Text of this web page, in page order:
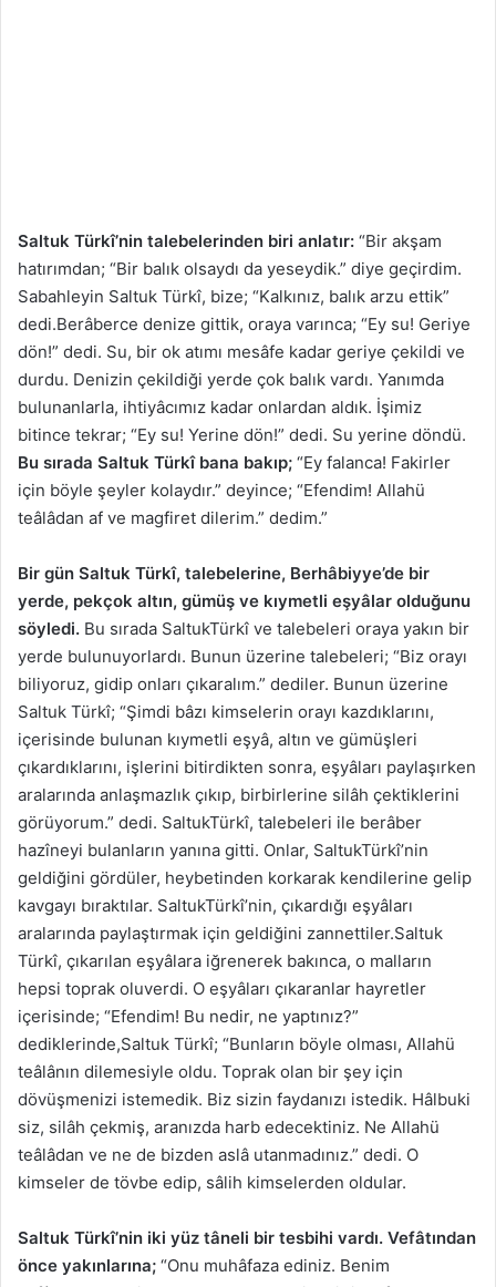
Saltuk Türkî’nin talebelerinden biri anlatır: “Bir akşam
hatırımdan; “Bir balık olsaydı da yeseydik.” diye geçirdim.
Sabahleyin Saltuk Türkî, bize; “Kalkınız, balık arzu ettik”
dedi.Berâberce denize gittik, oraya varınca; “Ey su! Geriye
dön!” dedi. Su, bir ok atımı mesâfe kadar geriye çekildi ve
durdu. Denizin çekildiği yerde çok balık vardı. Yanımda
bulunanlarla, ihtiyâcımız kadar onlardan aldık. İşimiz
bitince tekrar; “Ey su! Yerine dön!” dedi. Su yerine döndü.
Bu sırada Saltuk Türkî bana bakıp; “Ey falanca! Fakirler
için böyle şeyler kolaydır.” deyince; “Efendim! Allahü
teâlâdan af ve magfiret dilerim.” dedim.”
Bir gün Saltuk Türkî, talebelerine, Berhâbiyye’de bir
yerde, pekçok altın, gümüş ve kıymetli eşyâlar olduğunu
söyledi. Bu sırada SaltukTürkî ve talebeleri oraya yakın bir
yerde bulunuyorlardı. Bunun üzerine talebeleri; “Biz orayı
biliyoruz, gidip onları çıkaralım.” dediler. Bunun üzerine
Saltuk Türkî; “Şimdi bâzı kimselerin orayı kazdıklarını,
içerisinde bulunan kıymetli eşyâ, altın ve gümüşleri
çıkardıklarını, işlerini bitirdikten sonra, eşyâları paylaşırken
aralarında anlaşmazlık çıkıp, birbirlerine silâh çektiklerini
görüyorum.” dedi. SaltukTürkî, talebeleri ile berâber
hazîneyi bulanların yanına gitti. Onlar, SaltukTürkî’nin
geldiğini gördüler, heybetinden korkarak kendilerine gelip
kavgayı bıraktılar. SaltukTürkî’nin, çıkardığı eşyâları
aralarında paylaştırmak için geldiğini zannettiler.Saltuk
Türkî, çıkarılan eşyâlara iğrenerek bakınca, o malların
hepsi toprak oluverdi. O eşyâları çıkaranlar hayretler
içerisinde; “Efendim! Bu nedir, ne yaptınız?”
dediklerinde,Saltuk Türkî; “Bunların böyle olması, Allahü
teâlânın dilemesiyle oldu. Toprak olan bir şey için
dövüşmenizi istemedik. Biz sizin faydanızı istedik. Hâlbuki
siz, silâh çekmiş, aranızda harb edecektiniz. Ne Allahü
teâlâdan ve ne de bizden aslâ utanmadınız.” dedi. O
kimseler de tövbe edip, sâlih kimselerden oldular.
Saltuk Türkî’nin iki yüz tâneli bir tesbihi vardı. Vefâtından
önce yakınlarına; “Onu muhâfaza ediniz. Benim